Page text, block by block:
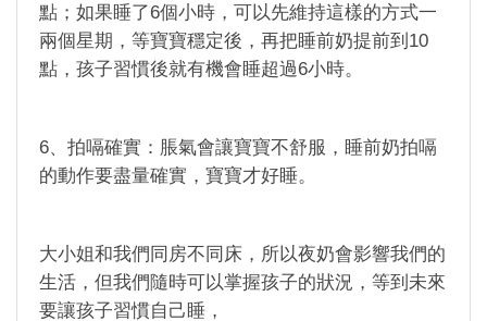
點；如果睡了6個小時，可以先維持這樣的方式一
兩個星期，等寶寶穩定後，再把睡前奶提前到10
點，孩子習慣後就有機會睡超過6小時。
6、拍嗝確實：脹氣會讓寶寶不舒服，睡前奶拍嗝
的動作要盡量確實，寶寶才好睡。
大小姐和我們同房不同床，所以夜奶會影響我們的
生活，但我們隨時可以掌握孩子的狀況，等到未來
要讓孩子習慣自己睡，